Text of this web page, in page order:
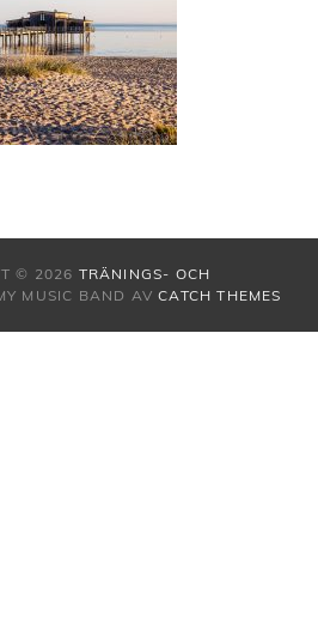
© 2026 TRÄNINGS- OCH
MUSIC BAND AVCATCH THEMES